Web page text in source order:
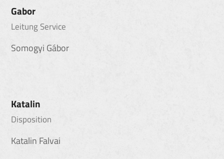
Gabor
Leitung Service
Somogyi Gábor
Katalin
Disposition
Katalin Falvai